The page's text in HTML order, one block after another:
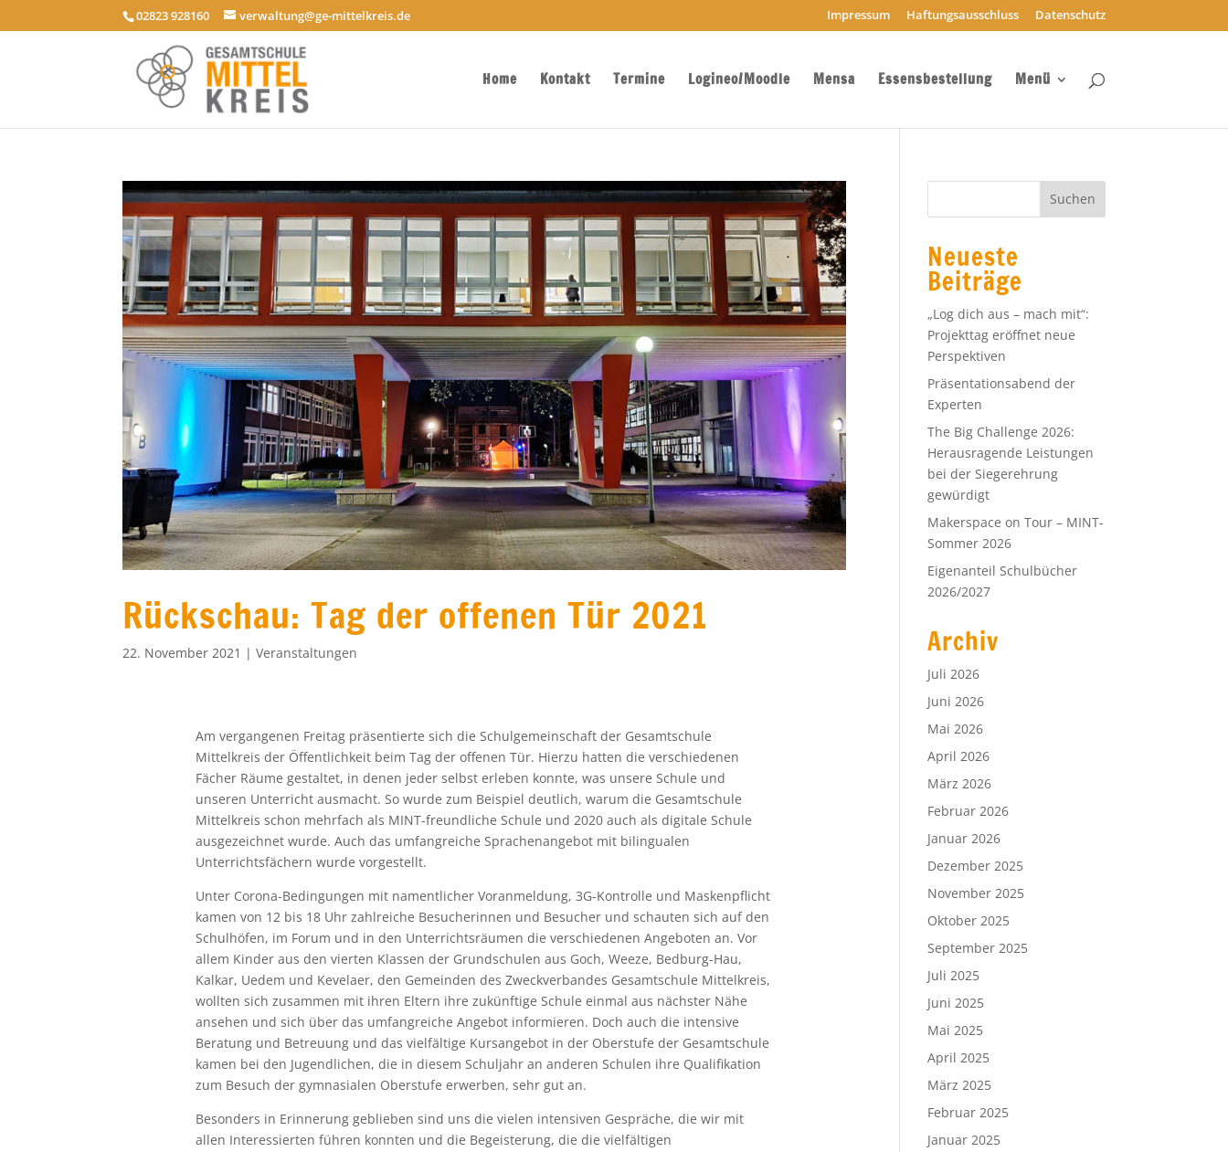
02823 928160 verwaltung@ge-mittelkreis.de Impressum Haftungsausschluss Datenschutz
Home Kontakt Termine Logineo/Moodle Mensa Essensbestellung Menü
Rückschau: Tag der offenen Tür 2021
22. November 2021 |Veranstaltungen
Am vergangenen Freitag präsentierte sich die Schulgemeinschaft der Gesamtschule
Mittelkreis der Öffentlichkeit beim Tag der offenen Tür. Hierzu hatten die verschiedenen
Fächer Räume gestaltet, in denen jeder selbst erleben konnte, was unsere Schule und
unseren Unterricht ausmacht. So wurde zum Beispiel deutlich, warum die Gesamtschule
Mittelkreis schon mehrfach als MINT-freundliche Schule und 2020 auch als digitale Schule
ausgezeichnet wurde. Auch das umfangreiche Sprachenangebot mit bilingualen
Unterrichtsfächern wurde vorgestellt.
Unter Corona-Bedingungen mit namentlicher Voranmeldung, 3G-Kontrolle und Maskenpflicht
kamen von 12 bis 18 Uhr zahlreiche Besucherinnen und Besucher und schauten sich auf den
Schulhöfen, im Forum und in den Unterrichtsräumen die verschiedenen Angeboten an. Vor
allem Kinder aus den vierten Klassen der Grundschulen aus Goch, Weeze, Bedburg-Hau,
Kalkar, Uedem und Kevelaer, den Gemeinden des Zweckverbandes Gesamtschule Mittelkreis,
wollten sich zusammen mit ihren Eltern ihre zukünftige Schule einmal aus nächster Nähe
ansehen und sich über das umfangreiche Angebot informieren. Doch auch die intensive
Beratung und Betreuung und das vielfältige Kursangebot in der Oberstufe der Gesamtschule
kamen bei den Jugendlichen, die in diesem Schuljahr an anderen Schulen ihre Qualifikation
zum Besuch der gymnasialen Oberstufe erwerben, sehr gut an.
Besonders in Erinnerung geblieben sind uns die vielen intensiven Gespräche, die wir mit
allen Interessierten führen konnten und die Begeisterung, die die vielfältigen
Neueste
Beiträge
„Log dich aus – mach mit“:
Projekttag eröffnet neue
Perspektiven
Präsentationsabend der
Experten
The Big Challenge 2026:
Herausragende Leistungen
bei der Siegerehrung
gewürdigt
Makerspace on Tour – MINT-
Sommer 2026
Eigenanteil Schulbücher
2026/2027
Archiv
Juli 2026
Juni 2026
Mai 2026
April 2026
März 2026
Februar 2026
Januar 2026
Dezember 2025
November 2025
Oktober 2025
September 2025
Juli 2025
Juni 2025
Mai 2025
April 2025
März 2025
Februar 2025
Januar 2025